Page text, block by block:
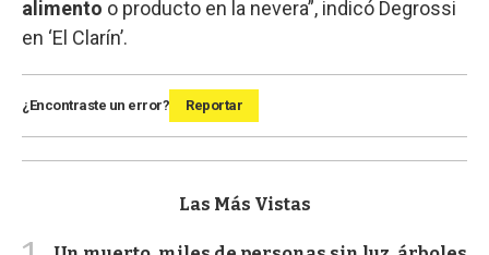
alimento o producto en la nevera”, indicó Degrossi
en ‘El Clarín’.
¿Encontraste un error? Reportar
Las Más Vistas